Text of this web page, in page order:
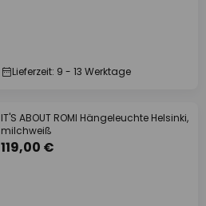
Lieferzeit: 9 - 13 Werktage
IT'S ABOUT ROMI Hängeleuchte Helsinki,
milchweiß
119,00 €